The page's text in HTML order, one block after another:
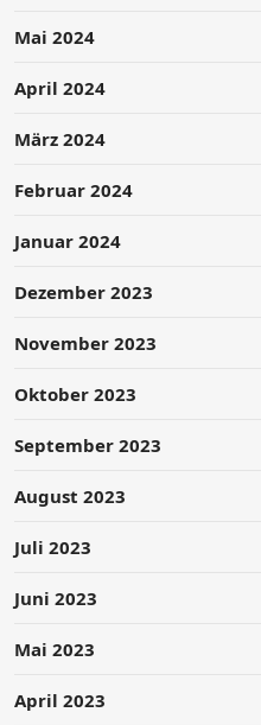
Mai 2024
April 2024
März 2024
Februar 2024
Januar 2024
Dezember 2023
November 2023
Oktober 2023
September 2023
August 2023
Juli 2023
Juni 2023
Mai 2023
April 2023